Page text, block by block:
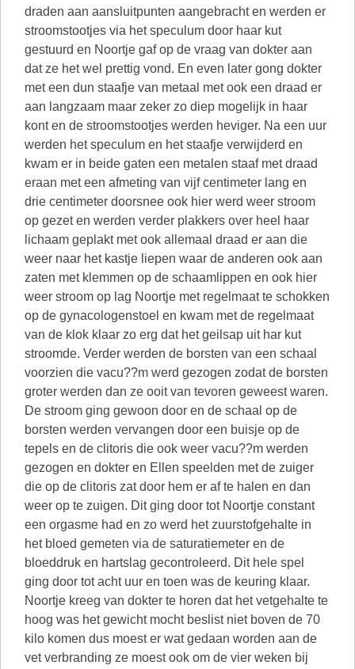
draden aan aansluitpunten aangebracht en werden er
stroomstootjes via het speculum door haar kut
gestuurd en Noortje gaf op de vraag van dokter aan
dat ze het wel prettig vond. En even later gong dokter
met een dun staafje van metaal met ook een draad er
aan langzaam maar zeker zo diep mogelijk in haar
kont en de stroomstootjes werden heviger. Na een uur
werden het speculum en het staafje verwijderd en
kwam er in beide gaten een metalen staaf met draad
eraan met een afmeting van vijf centimeter lang en
drie centimeter doorsnee ook hier werd weer stroom
op gezet en werden verder plakkers over heel haar
lichaam geplakt met ook allemaal draad er aan die
weer naar het kastje liepen waar de anderen ook aan
zaten met klemmen op de schaamlippen en ook hier
weer stroom op lag Noortje met regelmaat te schokken
op de gynacologenstoel en kwam met de regelmaat
van de klok klaar zo erg dat het geilsap uit har kut
stroomde. Verder werden de borsten van een schaal
voorzien die vacu??m werd gezogen zodat de borsten
groter werden dan ze ooit van tevoren geweest waren.
De stroom ging gewoon door en de schaal op de
borsten werden vervangen door een buisje op de
tepels en de clitoris die ook weer vacu??m werden
gezogen en dokter en Ellen speelden met de zuiger
die op de clitoris zat door hem er af te halen en dan
weer op te zuigen. Dit ging door tot Noortje constant
een orgasme had en zo werd het zuurstofgehalte in
het bloed gemeten via de saturatiemeter en de
bloeddruk en hartslag gecontroleerd. Dit hele spel
ging door tot acht uur en toen was de keuring klaar.
Noortje kreeg van dokter te horen dat het vetgehalte te
hoog was het gewicht mocht beslist niet boven de 70
kilo komen dus moest er wat gedaan worden aan de
vet verbranding ze moest ook om de vier weken bij